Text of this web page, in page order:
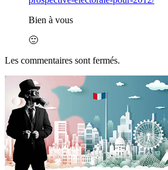
Bien à vous
🙂
Les commentaires sont fermés.